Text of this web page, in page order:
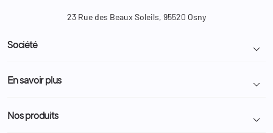
23 Rue des Beaux Soleils, 95520 Osny
Société 
Livraison et retour colis
Demande de devis
En savoir plus 
Programme Fidélité
Nos produits 